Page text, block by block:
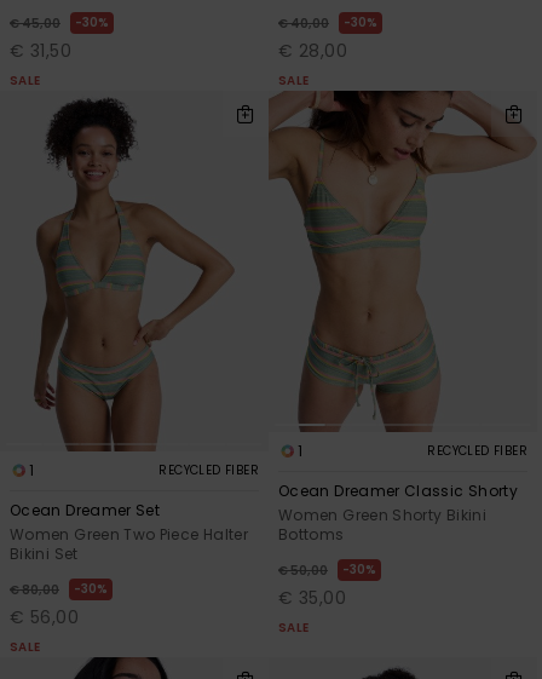
€ 45,00 30%
€ 31,50
SALE
€ 40,00 30%
€ 28,00
SALE
1 RECYCLED FIBER
Ocean Dreamer Set
Women Green Two Piece Halter
Bikini Set
€ 80,00 30%
€ 56,00
SALE
1 RECYCLED FIBER
Ocean Dreamer Classic Shorty
Women Green Shorty Bikini
Bottoms
€ 50,00 30%
€ 35,00
SALE